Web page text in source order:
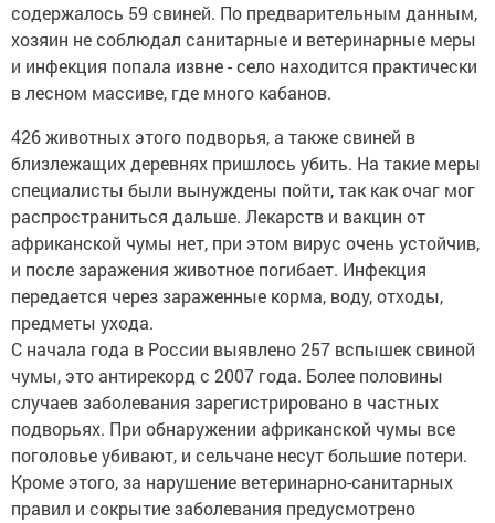
содержалось 59 свиней. По предварительным данным,
хозяин не соблюдал санитарные и ветеринарные меры
и инфекция попала извне - село находится практически
в лесном массиве, где много кабанов.
426 животных этого подворья, а также свиней в
близлежащих деревнях пришлось убить. На такие меры
специалисты были вынуждены пойти, так как очаг мог
распространиться дальше. Лекарств и вакцин от
африканской чумы нет, при этом вирус очень устойчив,
и после заражения животное погибает. Инфекция
передается через зараженные корма, воду, отходы,
предметы ухода.
С начала года в России выявлено 257 вспышек свиной
чумы, это антирекорд с 2007 года. Более половины
случаев заболевания зарегистрировано в частных
подворьях. При обнаружении африканской чумы все
поголовье убивают, и сельчане несут большие потери.
Кроме этого, за нарушение ветеринарно-санитарных
правил и сокрытие заболевания предусмотрено